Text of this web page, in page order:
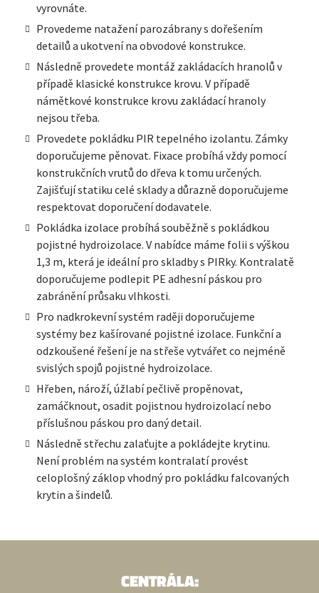
vyrovnáte.
Provedeme natažení parozábrany s dořešením
detailů a ukotvení na obvodové konstrukce.
Následně provedete montáž zakládacích hranolů v
případě klasické konstrukce krovu. V případě
námětkové konstrukce krovu zakládací hranoly
nejsou třeba.
Provedete pokládku PIR tepelného izolantu. Zámky
doporučujeme pěnovat. Fixace probíhá vždy pomocí
konstrukčních vrutů do dřeva k tomu určených.
Zajišťují statiku celé sklady a důrazně doporučujeme
respektovat doporučení dodavatele.
Pokládka izolace probíhá souběžně s pokládkou
pojistné hydroizolace. V nabídce máme folii s výškou
1,3 m, která je ideální pro skladby s PIRky. Kontralatě
doporučujeme podlepit PE adhesní páskou pro
zabránění průsaku vlhkosti.
Pro nadkrokevní systém raději doporučujeme
systémy bez kašírované pojistné izolace. Funkční a
odzkoušené řešení je na střeše vytvářet co nejméně
svislých spojů pojistné hydroizolace.
Hřeben, nároží, úžlabí pečlivě propěnovat,
zamáčknout, osadit pojistnou hydroizolací nebo
příslušnou páskou pro daný detail.
Následně střechu zalaťujte a pokládejte krytinu.
Není problém na systém kontralatí provést
celoplošný záklop vhodný pro pokládku falcovaných
krytin a šindelů.
CENTRÁLA: